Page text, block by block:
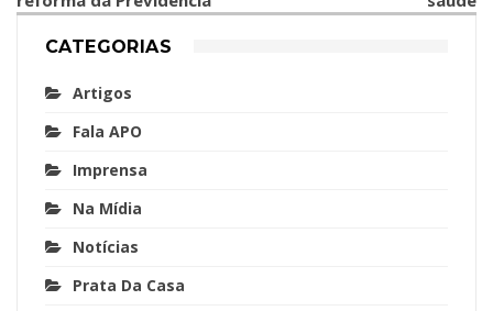
CATEGORIAS
Artigos
Fala APO
Imprensa
Na Mídia
Notícias
Prata Da Casa